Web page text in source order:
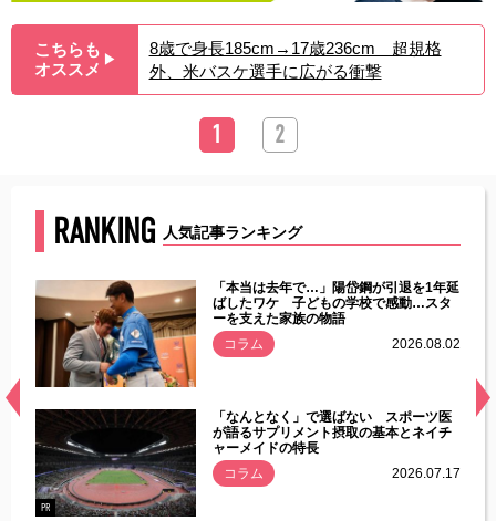
こちらも
オススメ ▶︎
8歳で身長185cm→17歳236cm 超規格
外、米バスケ選手に広がる衝撃
1 2
RANKING 人気記事ランキング
常
「本当は去年で…」陽岱鋼が引退を1年延
ばしたワケ 子どもの学校で感動…スタ
ーを支えた家族の物語
コラム
2026.08.02
PR
「なんとなく」で選ばない スポーツ医
が語るサプリメント摂取の基本とネイチ
ャーメイドの特長
コラム
2026.07.17